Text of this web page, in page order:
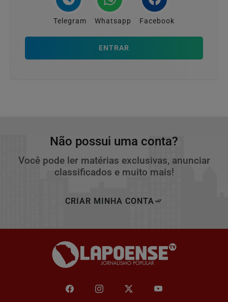
Telegram Whatsapp Facebook
ENTRAR
Não possui uma conta?
Você pode ler matérias exclusivas, anunciar
classificados e muito mais!
CRIAR MINHA CONTA